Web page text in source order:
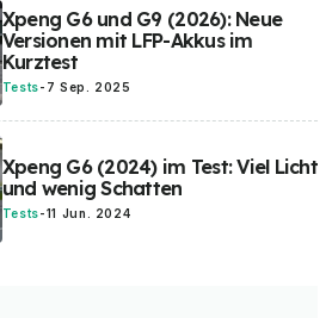
Xpeng G6 und G9 (2026): Neue
Versionen mit LFP-Akkus im
Kurztest
Tests- 7 Sep. 2025
Xpeng G6 (2024) im Test: Viel Licht
und wenig Schatten
Tests-11 Jun. 2024